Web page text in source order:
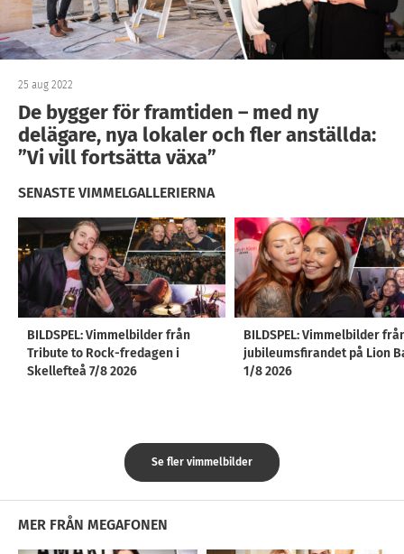
25 aug 2022
De bygger för framtiden – med ny
delägare, nya lokaler och fler anställda:
”Vi vill fortsätta växa”
SENASTE VIMMELGALLERIERNA
BILDSPEL: Vimmelbilder från
Tribute to Rock-fredagen i
Skellefteå 7/8 2026
BILDSPEL: Vimmelbilder
jubileumsfirandet på Lion
1/8 2026
Se fler vimmelbilder
MER FRÅN MEGAFONEN